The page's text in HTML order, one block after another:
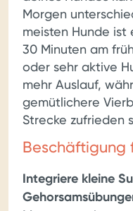
Morgen
meisten Hunde ist
30 Minuten am
oder sehr aktive
mehr Auslauf,
gemütlichere
Strecke zufrieden
Beschäftigung
Integriere kleine